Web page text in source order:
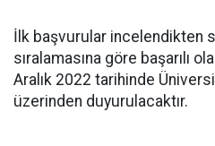
İlk başvurular incelendikten
sıralamasına göre başarılı
Aralık 2022 tarihinde
üzerinden duyurulacaktır.